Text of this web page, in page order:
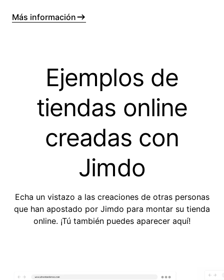
Más información
Ejemplos de
tiendas online
creadas con
Jimdo
Echa un vistazo a las creaciones de otras personas
que han apostado por Jimdo para montar su tienda
online. ¡Tú también puedes aparecer aquí!